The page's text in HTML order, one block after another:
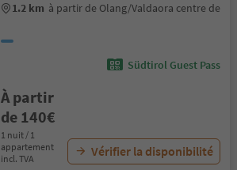
1.2 km à partir de Olang/Valdaora centre de
Südtirol Guest Pass
À partir
de 140€
1 nuit / 1
appartement
incl. TVA
Vérifier la disponibilité